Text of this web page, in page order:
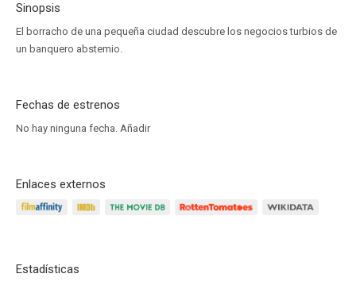
Sinopsis
El borracho de una pequeña ciudad descubre los negocios turbios de
un banquero abstemio.
Fechas de estrenos
No hay ninguna fecha. Añadir
Enlaces externos
Estadísticas